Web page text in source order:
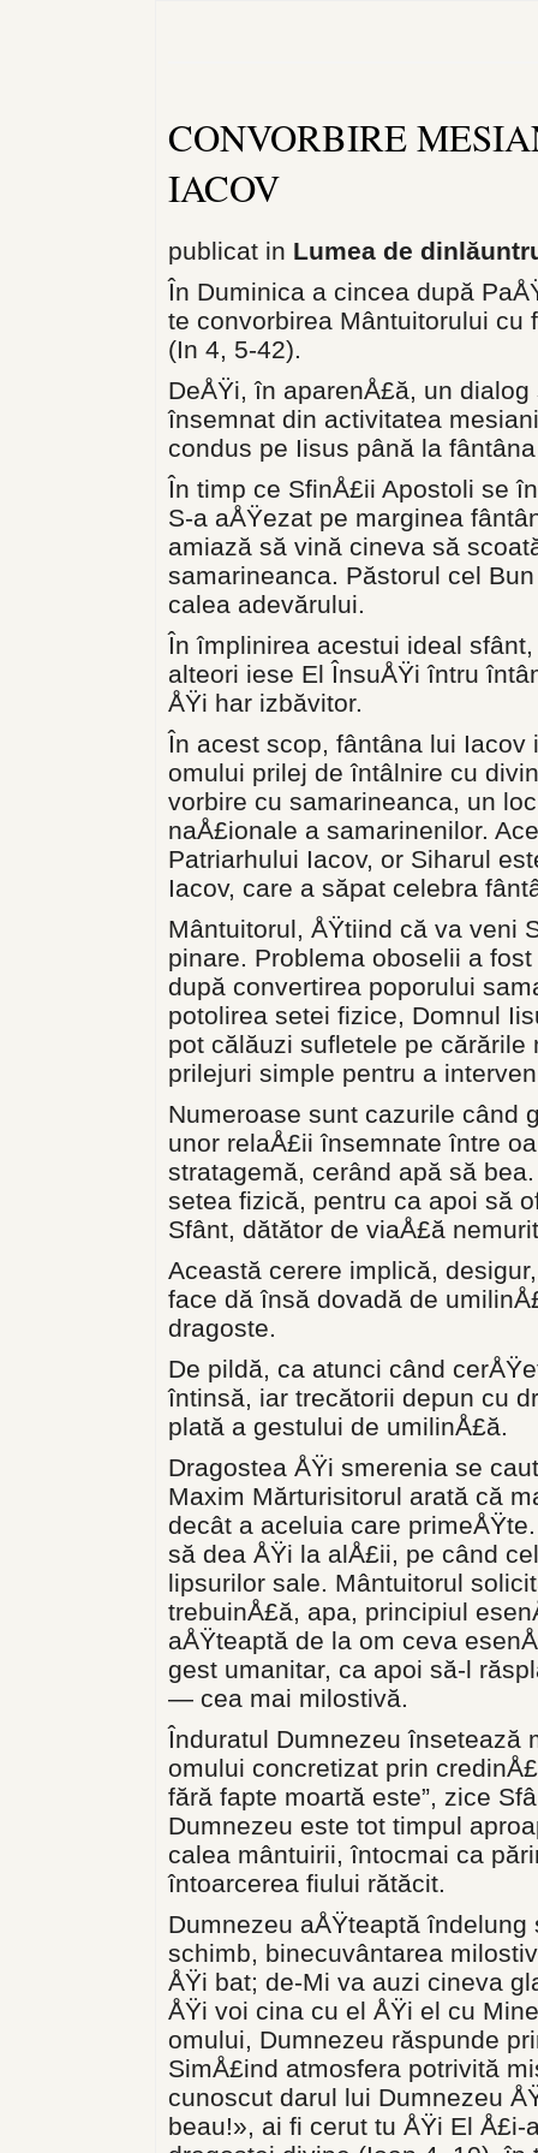
CONVORBIRE
IACOV
publicat in Lumea de
În Duminica a cincea după
te convorbirea Mântuitorului cu
(In 4, 5-42).
DeÅŸi, în aparenÅ£ă, un
însemnat din activitatea
condus pe Iisus până la
În timp ce Sfin­Å£ii Apostoli se
S-a aÅŸezat pe marginea
amiază să vină cineva să
samarineanca. Păs­torul cel
ca­lea adevărului.
În împlinirea acestui ideal
alteori iese El ÎnsuÅŸi întru
ÅŸi har izbăvitor.
În acest scop, fântâna lui
omului prilej de întâlnire cu
vorbire cu samarineanca, un
naÅ£ionale a samarinenilor.
Patriarhului Iacov, or Siharul
Iacov, care a să­pat celebra
Mântuitorul, ÅŸtiind că va veni
pinare. Problema oboselii a
după convertirea poporu­lui
potolirea se­tei fizice, Domnul
pot călăuzi su­fletele pe
prilejuri simple pentru a
Numeroase sunt cazurile când
unor relaÅ£ii însem­nate între
stratagemă, cerând apă să
setea fizică, pentru ca apoi să
Sfânt, dătător de viaÅ£ă
Această cerere implică,
face dă însă dovadă de
dragoste.
De pildă, ca atunci când
întinsă, iar trecătorii depun cu
plată a gestului de umilinÅ£ă.
Dragostea ÅŸi smerenia se
Maxim Mărturisitorul arată că
decât a aceluia care
să dea ÅŸi la alÅ£ii, pe când
lipsurilor sale. Mântuitorul
trebuinÅ£ă, apa, principiul
aÅŸteaptă de la om ceva
gest umanitar, ca apoi să-l
— cea mai mi­lostivă.
Înduratul Dumnezeu însetează
omului concretizat prin
fără fapte moartă este”, zice
Dumnezeu este tot timpul
calea mântuirii, în­tocmai ca
întoarcerea fiului rătăcit.
Dumnezeu aÅŸteaptă
schimb, binecuvântarea
ÅŸi bat; de-Mi va auzi cineva
ÅŸi voi cina cu el ÅŸi el cu
omului, Dumnezeu răspunde
SimÅ£ind atmosfera potrivi­tă
cunoscut darul lui Dum­nezeu
beau!», ai fi cerut tu ÅŸi El Å£i-